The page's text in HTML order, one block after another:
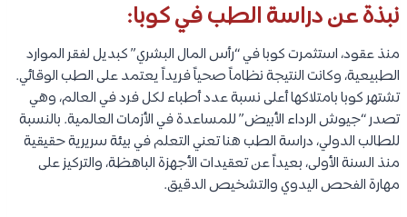
نبذة عن دراسة الطب في كوبا:
منذ عقود، استثمرت كوبا في “رأس المال البشري” كبديل لفقر الموارد
الطبيعية، وكانت النتيجة نظاماً صحياً فريداً يعتمد على الطب الوقائي.
تشتهر كوبا بامتلاكها أعلى نسبة عدد أطباء لكل فرد في العالم، وهي
تصدر “جيوش الرداء الأبيض” للمساعدة في الأزمات العالمية. بالنسبة
للطالب الدولي، دراسة الطب هنا تعني التعلم في بيئة سريرية حقيقية
منذ السنة الأولى، بعيداً عن تعقيدات الأجهزة الباهظة، والتركيز على
مهارة الفحص اليدوي والتشخيص الدقيق.